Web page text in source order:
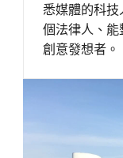
悉媒體的科
個法律人、
創意發想者。